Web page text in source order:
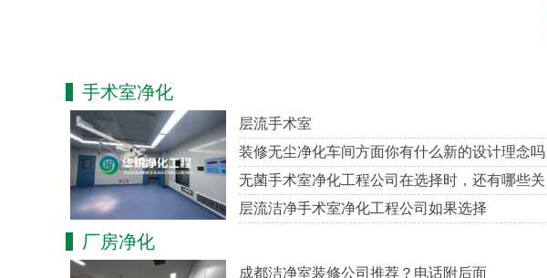
手术室净化
层流手术室
装修无尘净化车间方面你有什么新的设计理念吗
无菌手术室净化工程公司在选择时，还有哪些关
层流洁净手术室净化工程公司如果选择
厂房净化
成都洁净室装修公司推荐？电话附后面